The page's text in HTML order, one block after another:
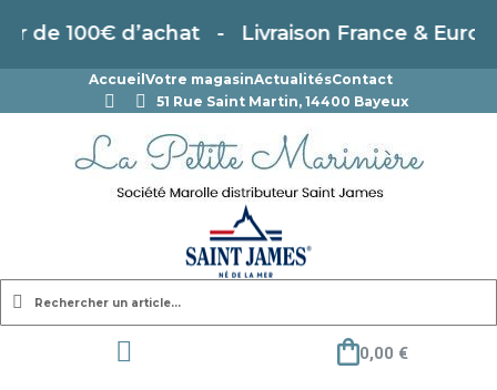
100€ d’achat - Livraison France & Europe
Accueil Votre magasinActualitésContact
51 Rue Saint Martin, 14400 Bayeux
0,00 €